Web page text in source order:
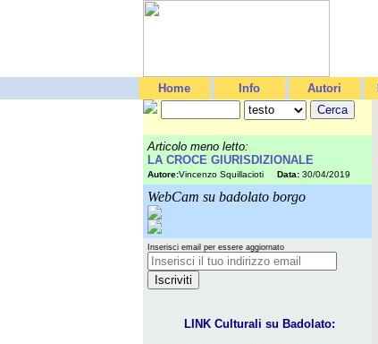
Home Info Autori
Articolo meno letto:
LA CROCE GIURISDIZIONALE
Autore:Vincenzo Squillacioti Data: 30/04/2019
WebCam su badolato borgo
Inserisci email per essere aggiornato
LINK Culturali su Badolato: